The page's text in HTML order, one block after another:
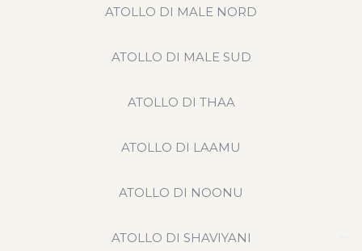
ATOLLO DI MALE NORD
ATOLLO DI MALE SUD
ATOLLO DI THAA
ATOLLO DI LAAMU
ATOLLO DI NOONU
ATOLLO DI SHAVIYANI